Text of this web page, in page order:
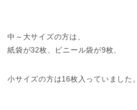
中～大サイズの方は、
紙袋が32枚、ビニール袋が9枚、
小サイズの方は16枚入っていました。